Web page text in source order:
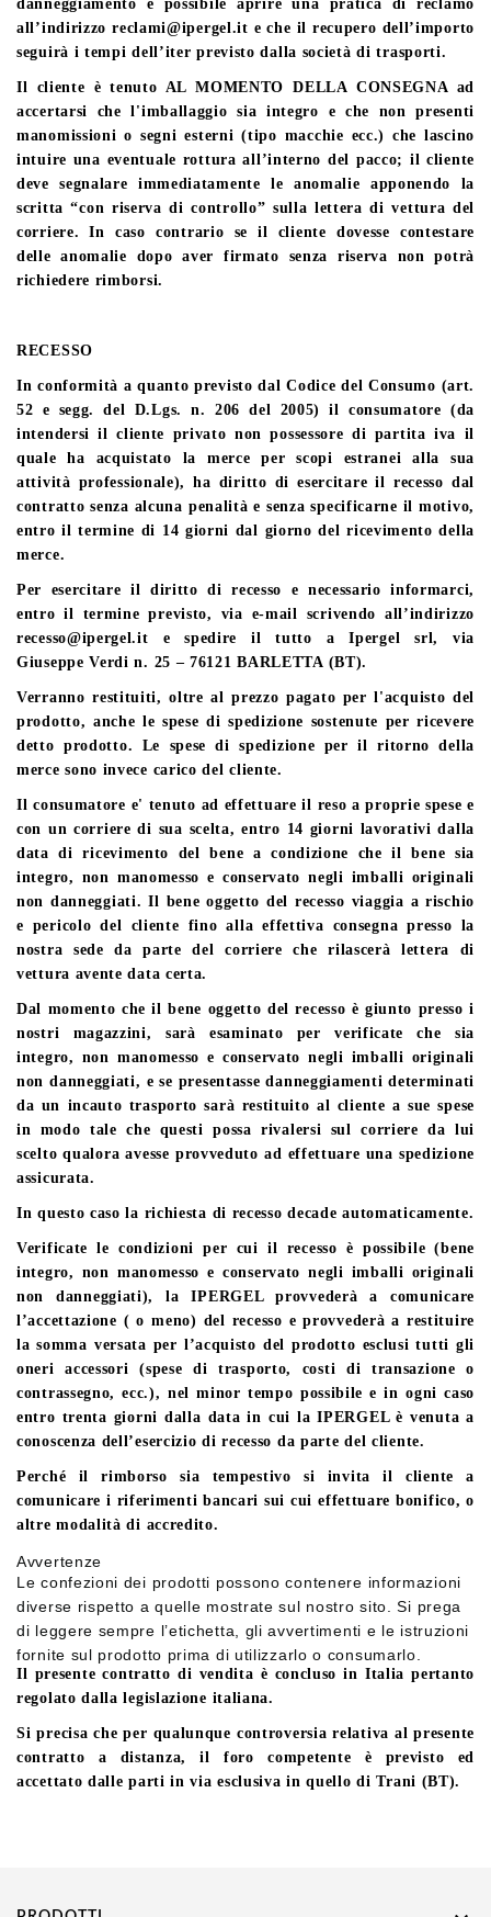
danneggiamento è possibile aprire una pratica di reclamo
all’indirizzoreclami@ipergel.it e che il recupero dell’importo
seguirà i tempi dell’iter previsto dalla società di trasporti.
Il cliente è tenuto AL MOMENTO DELLA CONSEGNA ad
accertarsi che l'imballaggio sia integro e che non presenti
manomissioni o segni esterni (tipo macchie ecc.) che lascino
intuire una eventuale rottura all’interno del pacco; il cliente
deve segnalare immediatamente le anomalie apponendo la
scritta “con riserva di controllo” sulla lettera di vettura del
corriere. In caso contrario se il cliente dovesse contestare
delle anomalie dopo aver firmato senza riserva non potrà
richiedere rimborsi.
RECESSO
In conformità a quanto previsto dal Codice del Consumo (art.
52 e segg. del D.Lgs. n. 206 del 2005) il
consumatore (da
intendersi il cliente privato non possessore di partita iva il
quale ha acquistato la merce per scopi estranei alla sua
attività professionale), ha diritto di esercitare il recesso dal
contratto senza alcuna penalità e senza specificarne il motivo,
entro il termine di 14 giorni dal giorno del ricevimento della
merce.
Per esercitare il diritto di recesso e necessario informarci,
entro il termine previsto, via e-mail scrivendo all’indirizzo
recesso@ipergel.it e spedire il tutto a Ipergel srl, via
Giuseppe Verdi n. 25 – 76121 BARLETTA (BT).
Verranno restituiti, oltre al prezzo pagato per l'acquisto del
prodotto, anche le spese di spedizione sostenute per ricevere
detto prodotto. Le spese di spedizione per il ritorno della
merce sono invece carico del cliente.
Il consumatore e' tenuto ad effettuare il reso a proprie spese e
con un corriere di sua scelta, entro 14 giorni lavorativi dalla
data di ricevimento del bene a condizione che il bene sia
integro, non manomesso e conservato negli imballi originali
non danneggiati. Il bene oggetto del recesso viaggia a rischio
e pericolo del cliente fino alla effettiva consegna presso la
nostra sede da parte del corriere che rilascerà lettera di
vettura avente data certa.
Dal momento che il bene oggetto del recesso è giunto presso i
nostri magazzini, sarà esaminato per verificate che sia
integro, non manomesso e conservato negli imballi originali
non danneggiati, e se presentasse danneggiamenti determinati
da un incauto trasporto sarà restituito al cliente a sue spese
in modo tale che questi possa rivalersi sul corriere da lui
scelto qualora avesse provveduto ad effettuare una spedizione
assicurata.
In questo caso la richiesta di recesso decade automaticamente.
Verificate le condizioni per cui il recesso è possibile (bene
integro, non manomesso e conservato negli imballi originali
non danneggiati), la IPERGEL provvederà a comunicare
l’accettazione ( o meno) del recesso e provvederà a restituire
la somma versata per l’acquisto del prodotto esclusi tutti gli
oneri accessori (spese di trasporto, costi di transazione o
contrassegno, ecc.), nel minor tempo possibile e in ogni caso
entro trenta giorni dalla data in cui la IPERGEL è venuta a
conoscenza dell’esercizio di recesso da parte del cliente.
Perché il rimborso sia tempestivo si invita il cliente a
comunicare i riferimenti bancari sui cui effettuare bonifico, o
altre modalità di accredito.
Avvertenze
Le confezioni dei prodotti possono contenere informazioni
diverse rispetto a quelle mostrate sul nostro sito. Si prega
di leggere sempre l’etichetta, gli avvertimenti e le istruzioni
fornite sul prodotto prima di utilizzarlo o consumarlo.
Il presente contratto di vendita è concluso in Italia pertanto
regolato dalla legislazione italiana.
Si precisa che per qualunque controversia relativa al presente
contratto a distanza, il foro competente è previsto ed
accettato dalle parti in via esclusiva in quello di Trani (BT).